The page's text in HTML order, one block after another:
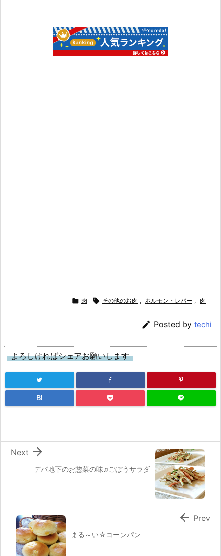
 肉  その他のお肉 , ホルモン・レバー , 肉
 Posted by techi
よろしければシェアお願いします
B!
デパ地下のお惣菜の味♫ごぼうサラダ

Next
まる～い☆コーンパン
 Prev